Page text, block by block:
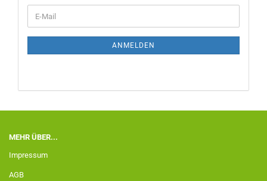
ANMELDEN
MEHR ÜBER...
Impressum
AGB